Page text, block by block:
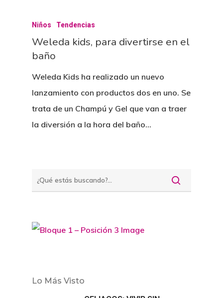
Niños Tendencias
Weleda kids, para divertirse en el
baño
Weleda Kids ha realizado un nuevo
lanzamiento con productos dos en uno. Se
trata de un Champú y Gel que van a traer
la diversión a la hora del baño…
Lo Más Visto